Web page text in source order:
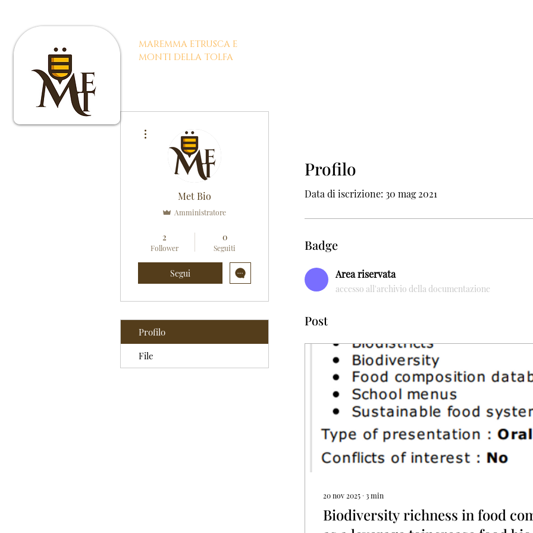
MAREMMA ETRUSCA E
MONTI DELLA TOLFA
Profilo
Data di iscrizione: 30 mag 2021
Badge
Area riservata
accesso all'archivio della documentazione
Post
20 nov 2025 ∙ 3min
Biodiversity richness in food
Met Bio
Amministratore
2
Follower
0
Seguiti
Segui
Profilo
File